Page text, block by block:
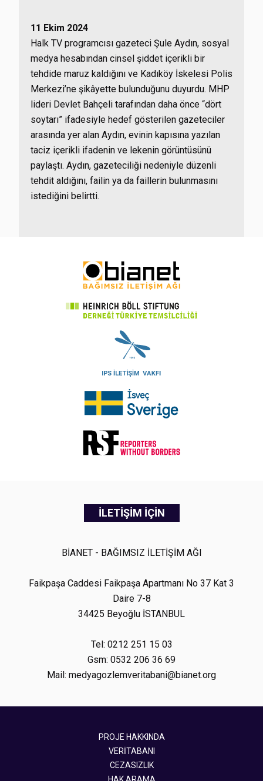
11 Ekim 2024
Halk TV programcısı gazeteci Şule Aydın, sosyal
medya hesabından cinsel şiddet içerikli bir
tehdide maruz kaldığını ve Kadıköy İskelesi Polis
Merkezi’ne şikâyette bulunduğunu duyurdu. MHP
lideri Devlet Bahçeli tarafından daha önce “dört
soytarı” ifadesiyle hedef gösterilen gazeteciler
arasında yer alan Aydın, evinin kapısına yazılan
taciz içerikli ifadenin ve lekenin görüntüsünü
paylaştı. Aydın, gazeteciliği nedeniyle düzenli
tehdit aldığını, failin ya da faillerin bulunmasını
istediğini belirtti.
İLETİŞİM İÇİN
BİANET - BAĞIMSIZ İLETİŞİM AĞI
Faikpaşa Caddesi Faikpaşa Apartmanı No 37 Kat 3
Daire 7-8
34425 Beyoğlu İSTANBUL
Tel: 0212 251 15 03
Gsm: 0532 206 36 69
Mail: medyagozlemveritabani@bianet.org
PROJE HAKKINDA
VERİTABANI
CEZASIZLIK